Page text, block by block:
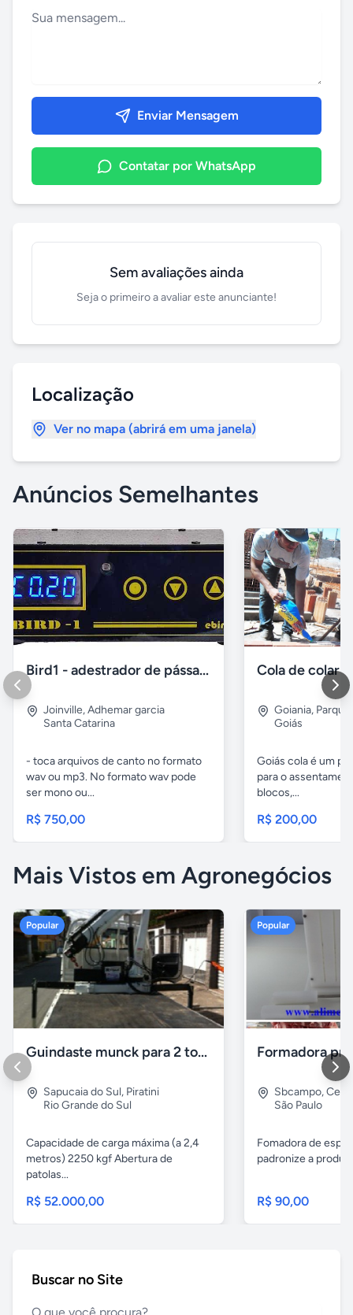
Enviar Mensagem
Contatar por WhatsApp
Sem avaliações ainda
Seja o primeiro a avaliar este anunciante!
Localização
Ver no mapa (abrirá em uma janela)
Anúncios Semelhantes
Bird1 - adestrador de pássaros
Joinville,Adhemar garcia
Santa Catarina
- toca arquivos de canto no formato
wav ou mp3. No formato wav pode
ser mono ou...
R$ 750,00
Goiania,
Goiás
Goiás cola é um
para o
blocos,...
R$ 200,00
Mais Vistos em Agronegócios
Popular
Guindaste munck para 2 toneladas
Sapucaia do Sul, Piratini
Rio Grande do Sul
Capacidade de carga máxima (a 2,4
metros) 2250 kgf Abertura de
patolas...
R$ 52.000,00
Popular
Sbcampo,
São Paulo
Fomadora de
padronize a
R$ 90,00
Buscar no Site